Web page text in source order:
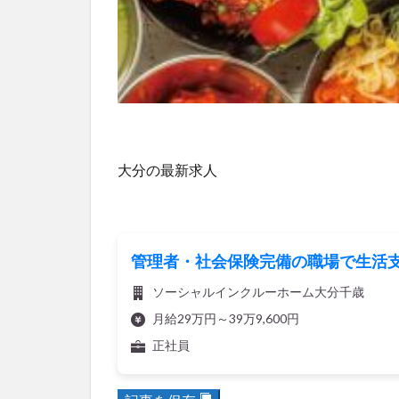
大分の最新求人
管理者・社会保険完備の職場で生活
ソーシャルインクルーホーム大分千歳
月給29万円～39万9,600円
正社員